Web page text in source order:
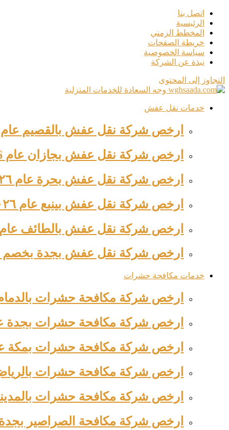
اتصل بنا
الرئيسية
المخطط الزمني
خريطة الصفحات
سياسة الخصوصية
نبذة عن الشركة
التجاوز إلى المحتوى
خدمات نقل عفش
ارخص شركة نقل عفش بالقصيم عام ٢٠٢٦ للإيجار خصم ٤٤%…
ارخص شركة نقل عفش بجازان عام 2026 للإيجار بخصم ٤٥%…
ارخص شركة نقل عفش بحرة عام ٢٠٢٦ 0563520012 وجه السعادة
ارخص شركة نقل عفش بينبع عام ٢٠٢٦ للإيجار خصم ٦٥%…
ارخص شركة نقل عفش بالطائف عام 2026 للإيجار خصم ٥٤%…
ارخص شركة نقل عفش بجدة بخصم 39% 0563520012 وجه السعادة
خدمات مكافحة حشرات
ارخص شركة مكافحة حشرات بالدمام عام 2026 للايجار
ارخص شركة مكافحة حشرات بجدة عام 2026 للايجار بخصم
ارخص شركة مكافحة حشرات بمكة عام 2026 للايجار بخصم
ارخص شركة مكافحة حشرات بالرياض عام 2026 للايجار
ارخص شركة مكافحة حشرات بالمدينة
ارخص شركة مكافحة الصراصير بجدة عام 2026